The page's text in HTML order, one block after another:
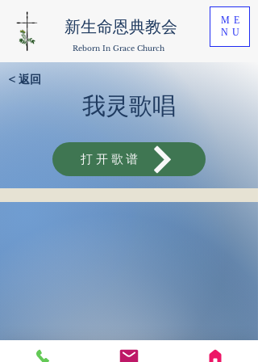
新生命恩典教会
Reborn In Grace Church
ME
NU
< 返回
我灵歌唱
打开歌谱